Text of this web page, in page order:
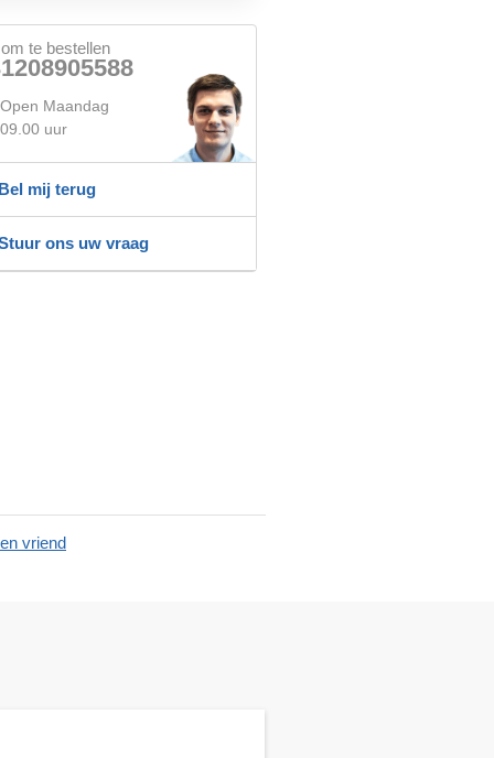
te bestellen
Open Maandag
09.00 uur
mij terug
ons uw vraag
vriend